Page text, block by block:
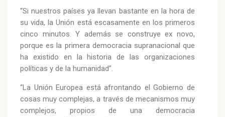
“Si nuestros países ya llevan bastante en la hora de
su vida, la Unión está escasamente en los primeros
cinco minutos. Y además se construye ex novo,
porque es la primera democracia supranacional que
ha existido en la historia de las organizaciones
políticas y de la humanidad”.
“La Unión Europea está afrontando el Gobierno de
cosas muy complejas, a través de mecanismos muy
complejos, propios de una democracia